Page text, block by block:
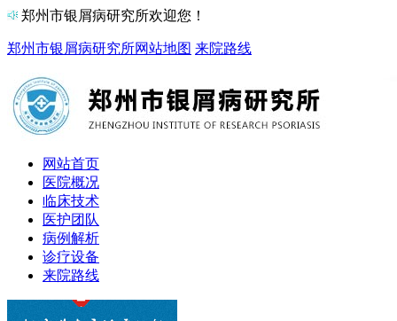
郑州市银屑病研究所欢迎您！
郑州市银屑病研究所网站地图 来院路线
网站首页
医院概况
临床技术
医护团队
病例解析
诊疗设备
来院路线